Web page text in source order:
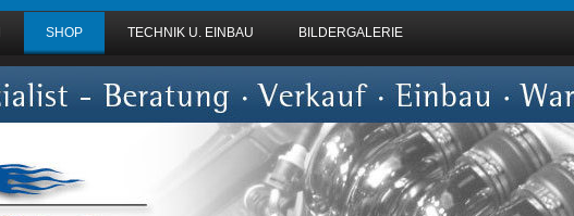
SHOP TECHNIK U. EINBAU BILDERGALERIE